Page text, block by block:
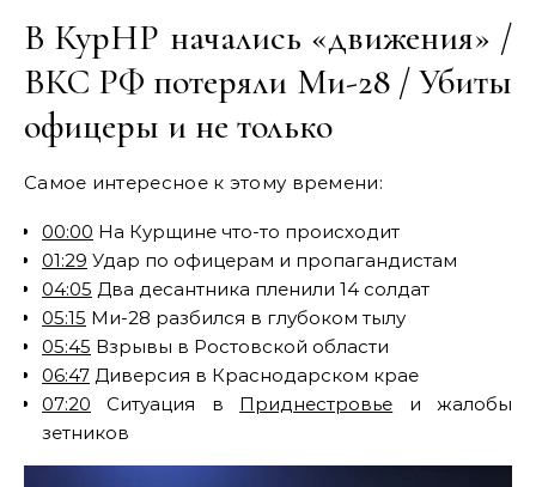
В КурНР начались «движения» /
ВКС РФ потеряли Ми-28 / Убиты
офицеры и не только
Самое интересное к этому времени:
00:00 На Курщине что-то происходит
01:29 Удар по офицерам и пропагандистам
04:05 Два десантника пленили 14 солдат
05:15 Ми-28 разбился в глубоком тылу
05:45 Взрывы в Ростовской области
06:47 Диверсия в Краснодарском крае
07:20 Ситуация в Приднестровье и жалобы
зетников